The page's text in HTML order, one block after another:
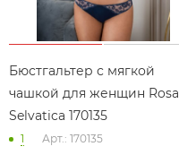
Бюстгальтер с мягкой
чашкой для женщин Rosa
Selvatica 170135
1 Арт.: 170135